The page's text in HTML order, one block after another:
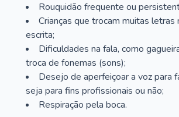
Rouquidão frequente ou
Crianças que trocam muitas letras
escrita;
Dificuldades na fala, como
troca de fonemas (sons);
Desejo de aperfeiçoar a voz para
seja para fins profissionais ou não;
Respiração pela boca.